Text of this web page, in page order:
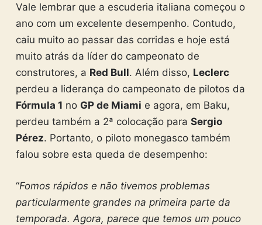
Vale lembrar que a escuderia italiana começou o
ano com um excelente desempenho. Contudo,
caiu muito ao passar das corridas e hoje está
muito atrás da líder do campeonato de
construtores, a Red Bull. Além disso, Leclerc
perdeu a liderança do campeonato de pilotos da
Fórmula 1 no GP de Miami e agora, em Baku,
perdeu também a 2ª colocação para Sergio
Pérez. Portanto, o piloto monegasco também
falou sobre esta queda de desempenho:
“Fomos rápidos e não tivemos problemas
particularmente grandes na primeira parte da
temporada. Agora, parece que temos um pouco